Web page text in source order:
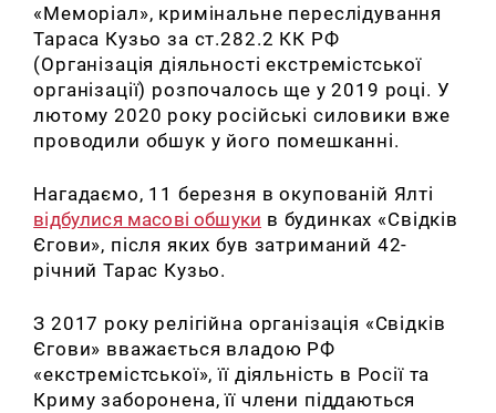
«Меморіал», кримінальне переслідування
Тараса Кузьо за ст.282.2 КК РФ
(Організація діяльності екстремістської
організації) розпочалось ще у 2019 році. У
лютому 2020 року російські силовики вже
проводили обшук у його помешканні.
Нагадаємо, 11 березня в окупованій Ялті
відбулися масові обшуки в будинках «Свідків
Єгови», після яких був затриманий 42-
річний Тарас Кузьо.
З 2017 року релігійна організація «Свідків
Єгови» вважається владою РФ
«екстремістської», її діяльність в Росії та
Криму заборонена, її члени піддаються